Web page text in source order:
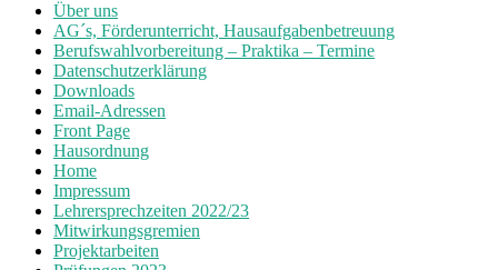
Über uns
AG´s, Förderunterricht, Hausaufgabenbetreuung
Berufswahlvorbereitung – Praktika – Termine
Datenschutzerklärung
Downloads
Email-Adressen
Front Page
Hausordnung
Home
Impressum
Lehrersprechzeiten 2022/23
Mitwirkungsgremien
Projektarbeiten